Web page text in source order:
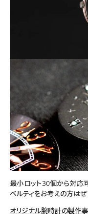
最小ロット30個から対応
ベルティをお考えの方はぜ
オリジナル腕時計の製作